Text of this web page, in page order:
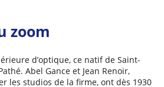
zoom
d’optique, ce natif de Saint-
Abel Gance et Jean Renoir,
les studios de la firme, ont dès 1930